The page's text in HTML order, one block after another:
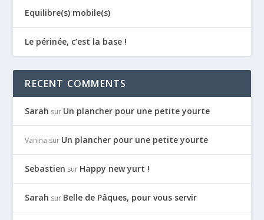
Equilibre(s) mobile(s)
Le périnée, c’est la base !
RECENT COMMENTS
Sarah sur Un plancher pour une petite yourte
Vanina sur Un plancher pour une petite yourte
Sebastien sur Happy new yurt !
Sarah sur Belle de Pâques, pour vous servir